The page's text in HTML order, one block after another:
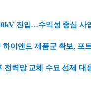
진입…수익성 중심 사
하이엔드 제품군 확보, 포
전력망 교체 수요 선제 대